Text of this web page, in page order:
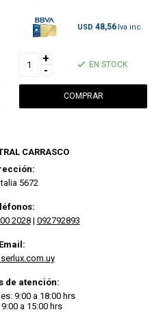
USD 48,56
+
-
EN STOCK
CARRASCO
5672
2028| 092792893
Email:
de atención:
9:00 a 18:00 hrs
a 15:00 hrs